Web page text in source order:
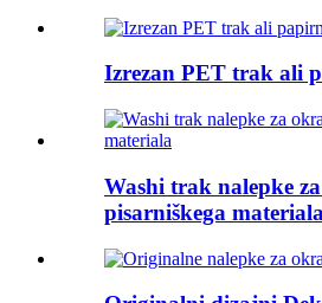
Izrezan PET trak ali
Washi trak nalepke
pisarniškega materiala